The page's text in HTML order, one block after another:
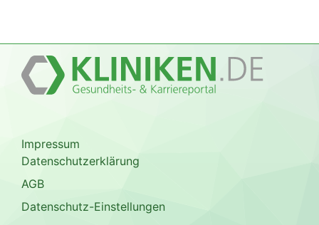
Impressum
Datenschutzerklärung
AGB
Datenschutz-Einstellungen